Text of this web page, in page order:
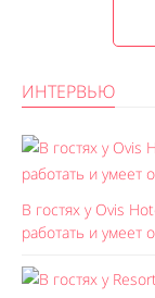
ИНТЕРВЬЮ
В гостях у Ovis
работать и умеет